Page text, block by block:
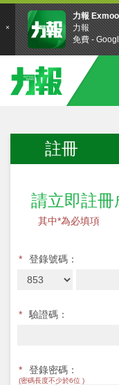
註冊
請立即註冊
其中*為必填項
* 登錄號碼：
*
驗證碼：
* 登錄密碼：
(密碼長度不少於6位 )